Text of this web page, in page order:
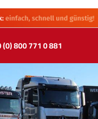
800 771 0 881